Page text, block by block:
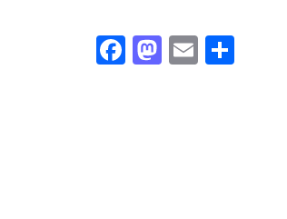
Facebook
Mastodon
Email